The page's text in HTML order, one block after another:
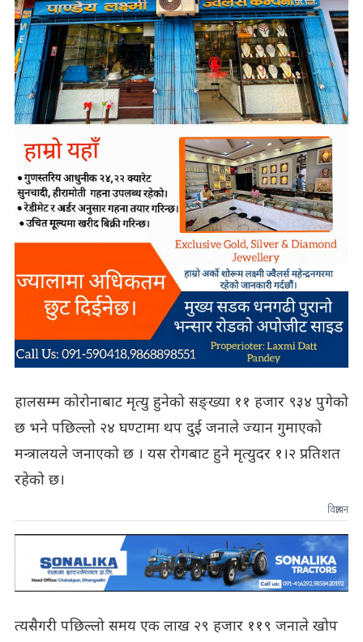
हालसम्म कोरोनाबाट मृत्यु हुनेको सङ्ख्या ११ हजार ९३४ पुगेको
छ भने पछिल्लो २४ घण्टामा थप दुई जनाले ज्यान गुमाएको
मन्त्रालयले जनाएको छ । यस रोगबाट हुने मृत्युदर १।२ प्रतिशत
रहेको छ।
विज्ञापन
त्यसैगरी पछिल्लो समय एक लाख २९ हजार ११९ जनाले खोप